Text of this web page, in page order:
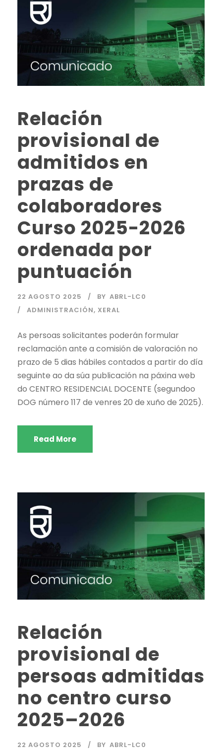
Relación
provisional de
admitidos en
prazas de
colaboradores
Curso 2025-2026
ordenada por
puntuación
22 AGOSTO 2025 BY ABRL-LC0
ADMINISTRACIÓN, XERAL
As persoas solicitantes poderán formular
reclamación ante a comisión de valoración no
prazo de 5 dias hábiles contados a partir do día
seguinte ao da súa publicación na páxina web
do CENTRO RESIDENCIAL DOCENTE (segundoo
DOG número 117 de venres 20 de xuño de 2025).
Read More
Relación
provisional de
persoas admitidas
no centro curso
2025–2026
22 AGOSTO 2025 BY ABRL-LC0